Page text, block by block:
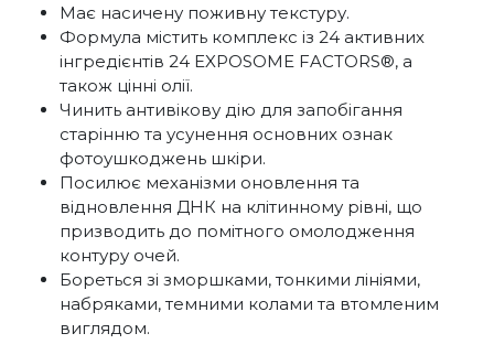
Має насичену поживну текстуру.
Формула містить комплекс із 24 активних
інгредієнтів 24 EXPOSOME FACTORS®, а
також цінні олії.
Чинить антивікову дію для запобігання
старінню та усунення основних ознак
фотоушкоджень шкіри.
Посилює механізми оновлення та
відновлення ДНК на клітинному рівні, що
призводить до помітного омолодження
контуру очей.
Бореться зі зморшками, тонкими лініями,
набряками, темними колами та втомленим
виглядом.